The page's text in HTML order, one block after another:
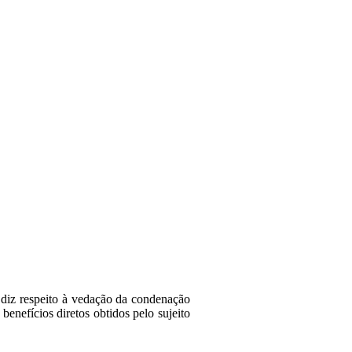
respeito à vedação da condenação
diretos obtidos pelo sujeito